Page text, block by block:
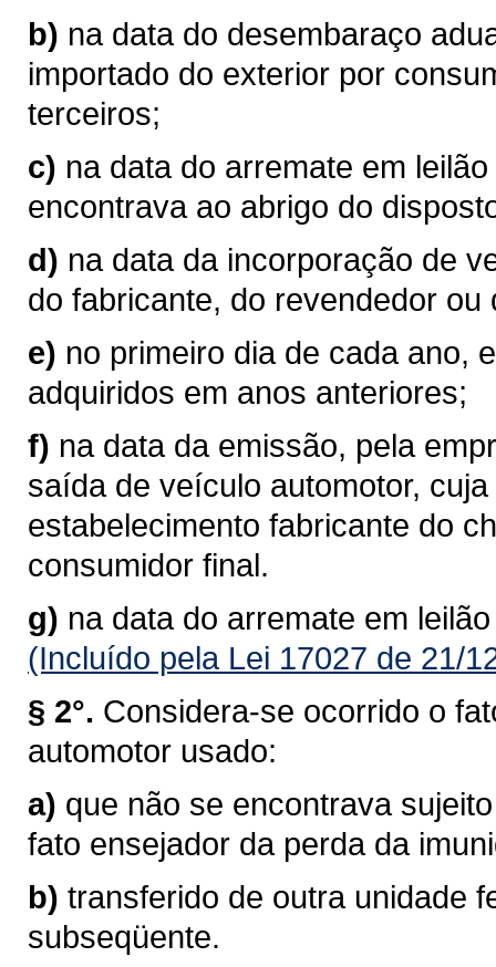
b) na data do desembaraço
importado do exterior por
terceiros;
c) na data do arremate em
encontrava ao abrigo do
d) na data da incorporação de
do fabricante, do revendedor ou
e) no primeiro dia de cada ano,
adquiridos em anos anteriores;
f) na data da emissão, pela
saída de veículo automotor,
estabelecimento fabricante do
consumidor final.
g) na data do arremate em
(Incluído pela Lei 17027 de 21/
§ 2°. Considera-se ocorrido o
automotor usado:
a) que não se encontrava
fato ensejador da perda da
b) transferido de outra unidade
subseqüente.